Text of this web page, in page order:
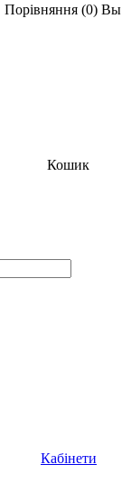
Порівняння (0) Вы
Кошик
Кабінети